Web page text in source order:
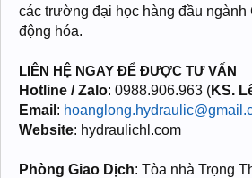
các trường đại học hàng đầu
động hóa.
LIÊN HỆ NGAY ĐỂ ĐƯỢC TƯ VẤN
Hotline / Zalo: 0988.906.963 (KS.
Email :
Website: hydraulichl.com
Phòng Giao Dịch: Tòa nhà Trọng